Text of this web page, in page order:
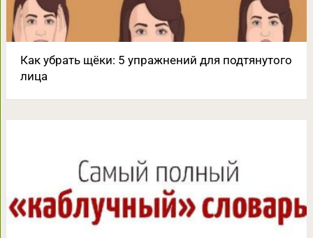
Как убрать щёки: 5 упражнений для подтянутого
лица